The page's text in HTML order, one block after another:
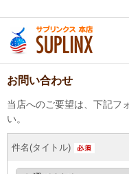
お問い合わせ
当店へのご要望は、下記フ
い。
件名(タイトル)